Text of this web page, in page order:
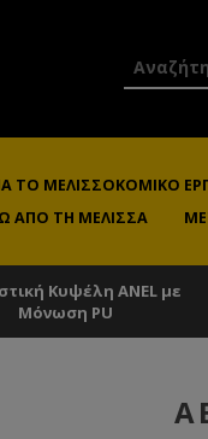
ΤΟ ΜΕΛΙΣΣΟΚΟΜΙΚΌ
ΑΠΌ ΤΗ ΜΈΛΙΣΣΑ
Κυψέλη ANEL με
Μόνωση PU